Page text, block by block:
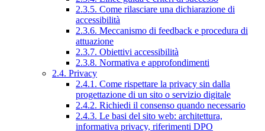
2.3.5. Come rilasciare una dichiarazione di
accessibilità
2.3.6. Meccanismo di feedback e procedura di
attuazione
2.3.7. Obiettivi accessibilità
2.3.8. Normativa e approfondimenti
2.4. Privacy
2.4.1. Come rispettare la privacy sin dalla
progettazione di un sito o servizio digitale
2.4.2. Richiedi il consenso quando necessario
2.4.3. Le basi del sito web: architettura,
informativa privacy, riferimenti DPO